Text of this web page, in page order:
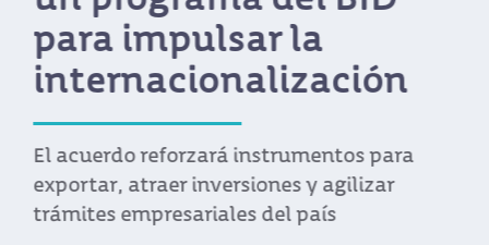
acceso a los beneficios
del acuerdo Unión
Europea-Mercosur
Desarrollado por Uruguay XXI, el sitio
permite consultar aranceles, reglas de